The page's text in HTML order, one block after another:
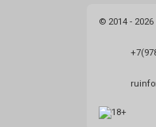
© 2014 -